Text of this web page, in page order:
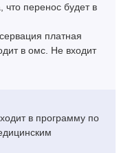
что перенос будет в
платная
в омс. Не входит
в программу по